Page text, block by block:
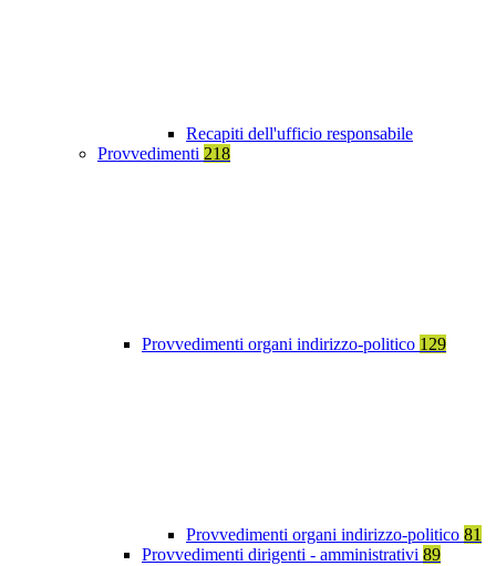
Recapiti dell'ufficio responsabile
Provvedimenti 218
Provvedimenti organi indirizzo-politico 129
Provvedimenti organi indirizzo-politico 81
Provvedimenti dirigenti - amministrativi 89